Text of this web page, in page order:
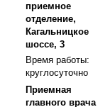
приемное
отделение,
Кагальницкое
шоссе, 3
Время работы:
круглосуточно
Приемная
главного врача